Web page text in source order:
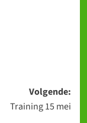
Volgende:
Training 15 mei